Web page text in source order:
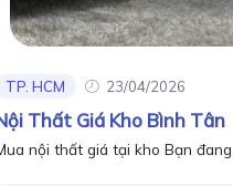
TP. HCM 23/04/2026
Thất Giá Kho Bình Tân
nội thất giá tại kho Bạn đang